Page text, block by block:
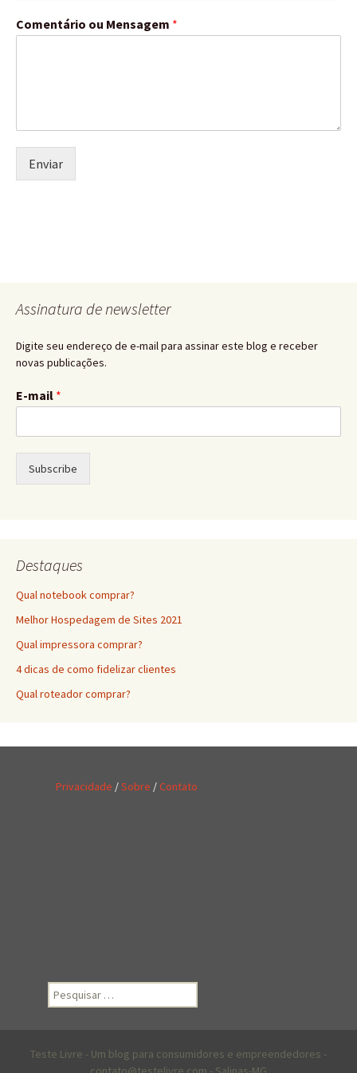
Comentário ou Mensagem *
Enviar
Assinatura de newsletter
Digite seu endereço de e-mail para assinar este blog e receber
novas publicações.
E-mail *
Subscribe
Destaques
Qual notebook comprar?
Melhor Hospedagem de Sites 2021
Qual impressora comprar?
4 dicas de como fidelizar clientes
Qual roteador comprar?
Privacidade /Sobre / Contato
Pesquisar
por:
Teste Livre - Um blog para consumidores e empreendedores -